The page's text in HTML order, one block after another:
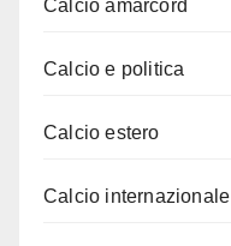
Calcio amarcord
Calcio e politica
Calcio estero
Calcio internazionale